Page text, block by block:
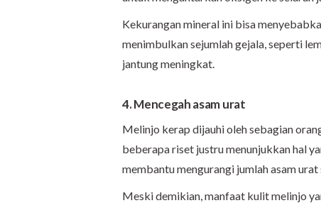
Kekurangan mineral ini bisa
menimbulkan sejumlah gejala, seperti
jantung meningkat.
4. Mencegah asam urat
Melinjo kerap dijauhi oleh sebagian
beberapa riset justru menunjukkan hal
membantu mengurangi jumlah asam
Meski demikian, manfaat kulit melinjo